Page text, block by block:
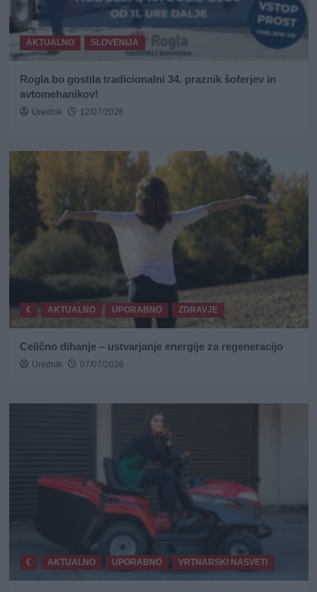
AKTUALNO SLOVENIJA
Rogla bo gostila tradicionalni 34. praznik šoferjev in
avtomehanikov!
Urednik 12/07/2026
€ AKTUALNO UPORABNO ZDRAVJE
Celično dihanje – ustvarjanje energije za regeneracijo
Urednik 07/07/2026
€ AKTUALNO UPORABNO VRTNARSKI NASVETI